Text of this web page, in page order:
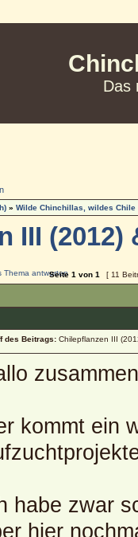
Das
»Wilde Chinchillas, wildes Chile
III (2012)
Seite1 von1 [ 11
des Beitrags: Chilepflanzen III
kommt ein
habe zwar
hier